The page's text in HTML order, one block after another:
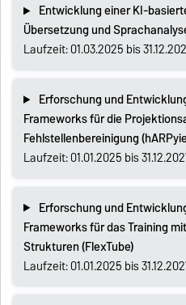
Entwicklung einer KI-
Übersetzung und
Laufzeit: 01.03.2025 bis
Erforschung und
Frameworks für die
Fehlstellenbereinigung
Laufzeit: 01.01.2025 bis
Erforschung und
Frameworks für das Training
Strukturen (FlexTube)
Laufzeit: 01.01.2025 bis